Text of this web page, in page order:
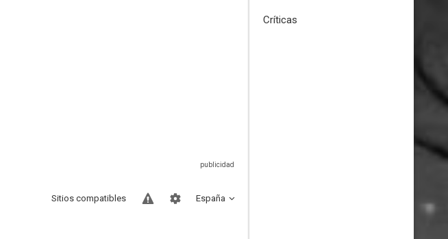
España
Sitios compatibles
Críticas